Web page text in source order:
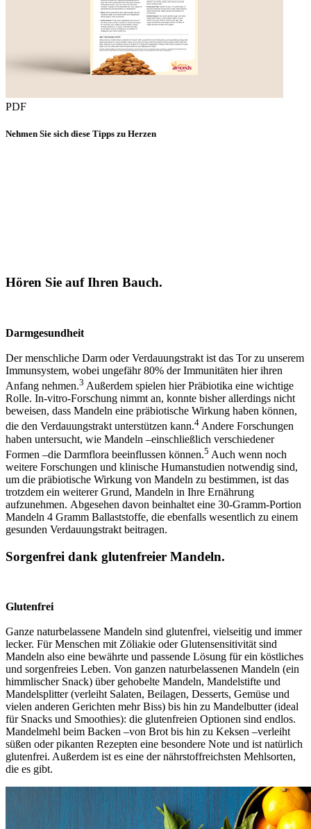
PDF
Nehmen Sie sich diese Tipps zu Herzen
Hören Sie auf Ihren Bauch.
Darmgesundheit
Der menschliche Darm oder Verdauungstrakt ist das Tor zu unserem
Immunsystem, wobei ungefähr 80% der Immunitäten hier ihren
Anfang nehmen.3 Außerdem spielen hier Präbiotika eine wichtige
Rolle. In-vitro-Forschung nimmt an, konnte bisher allerdings nicht
beweisen, dass Mandeln eine präbiotische Wirkung haben können,
die den Verdauungstrakt unterstützen kann.4 Andere Forschungen
haben untersucht, wie Mandeln –einschließlich verschiedener
Formen –die Darmflora beeinflussen können.5 Auch wenn noch
weitere Forschungen und klinische Humanstudien notwendig sind,
um die präbiotische Wirkung von Mandeln zu bestimmen, ist das
trotzdem ein weiterer Grund, Mandeln in Ihre Ernährung
aufzunehmen. Abgesehen davon beinhaltet eine 30-Gramm-Portion
Mandeln 4 Gramm Ballaststoffe, die ebenfalls wesentlich zu einem
gesunden Verdauungstrakt beitragen.
Sorgenfrei dank glutenfreier Mandeln.
Glutenfrei
Ganze naturbelassene Mandeln sind glutenfrei, vielseitig und immer
lecker. Für Menschen mit Zöliakie oder Glutensensitivität sind
Mandeln also eine bewährte und passende Lösung für ein köstliches
und sorgenfreies Leben. Von ganzen naturbelassenen Mandeln (ein
himmlischer Snack) über gehobelte Mandeln, Mandelstifte und
Mandelsplitter (verleiht Salaten, Beilagen, Desserts, Gemüse und
vielen anderen Gerichten mehr Biss) bis hin zu Mandelbutter (ideal
für Snacks und Smoothies): die glutenfreien Optionen sind endlos.
Mandelmehl beim Backen –von Brot bis hin zu Keksen –verleiht
süßen oder pikanten Rezepten eine besondere Note und ist natürlich
glutenfrei. Außerdem ist es eine der nährstoffreichsten Mehlsorten,
die es gibt.